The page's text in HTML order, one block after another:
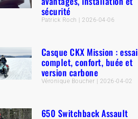
sécurité
Patrick Roch 2026-04-06
Casque CKX Mission : essai
complet, confort, buée et
version carbone
Véronique Boucher 2026-04-02
650 Switchback Assault